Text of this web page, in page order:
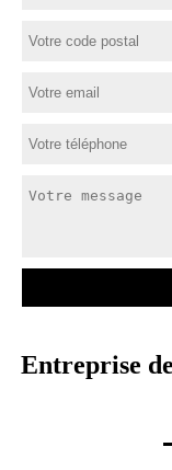
Entreprise